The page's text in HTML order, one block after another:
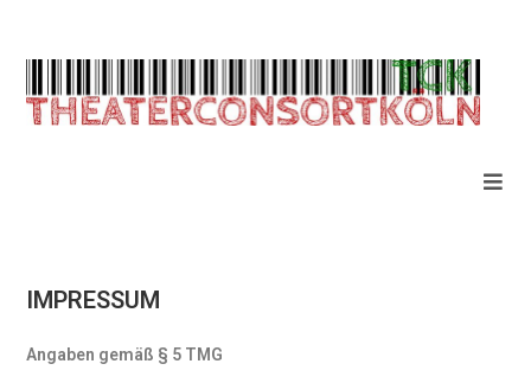
IMPRESSUM
Angaben gemäß § 5 TMG